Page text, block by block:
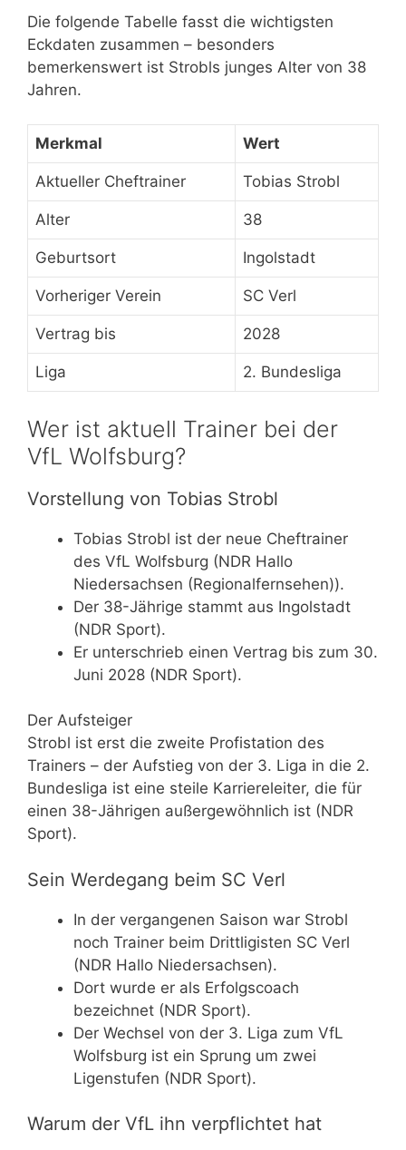
Die folgende Tabelle fasst die wichtigsten
Eckdaten zusammen – besonders
bemerkenswert ist Strobls junges Alter von 38
Jahren.
Merkmal Wert
Aktueller Cheftrainer Tobias Strobl
Alter 38
Geburtsort Ingolstadt
Vorheriger Verein SC Verl
Vertrag bis 2028
Liga 2. Bundesliga
Wer ist aktuell Trainer bei der
VfL Wolfsburg?
Vorstellung von Tobias Strobl
Tobias Strobl ist der neue Cheftrainer
des VfL Wolfsburg (NDR Hallo
Niedersachsen (Regionalfernsehen)).
Der 38-Jährige stammt aus Ingolstadt
(NDR Sport).
Er unterschrieb einen Vertrag bis zum 30.
Juni 2028 (NDR Sport).
Der Aufsteiger
Strobl ist erst die zweite Profistation des
Trainers – der Aufstieg von der 3. Liga in die 2.
Bundesliga ist eine steile Karriereleiter, die für
einen 38-Jährigen außergewöhnlich ist (NDR
Sport).
Sein Werdegang beim SC Verl
In der vergangenen Saison war Strobl
noch Trainer beim Drittligisten SC Verl
(NDR Hallo Niedersachsen).
Dort wurde er als Erfolgscoach
bezeichnet (NDR Sport).
Der Wechsel von der 3. Liga zum VfL
Wolfsburg ist ein Sprung um zwei
Ligenstufen (NDR Sport).
Warum der VfL ihn verpflichtet hat